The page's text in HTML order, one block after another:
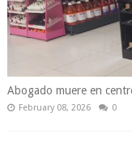
Abogado muere en
February 08, 2026 0